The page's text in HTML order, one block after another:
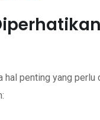
hal penting yang